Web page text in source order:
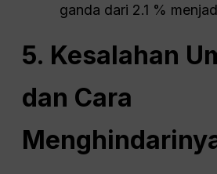
ganda dari 2.1 %
5. Kesalahan
dan Cara